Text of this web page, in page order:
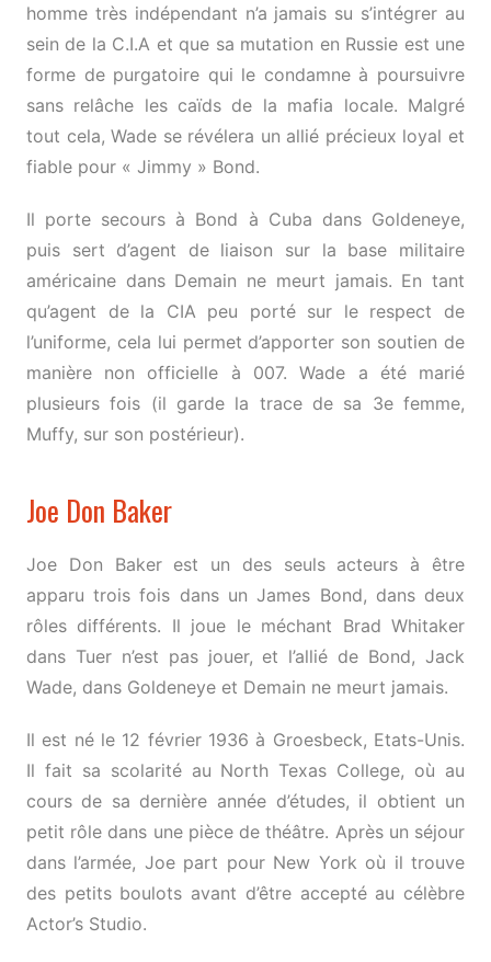
homme très indépendant n’a jamais su s’intégrer au
sein de la C.I.A et que sa mutation en Russie est une
forme de purgatoire qui le condamne à poursuivre
sans relâche les caïds de la mafia locale. Malgré
tout cela, Wade se révélera un allié précieux loyal et
fiable pour « Jimmy » Bond.
Il porte secours à Bond à Cuba dans Goldeneye,
puis sert d’agent de liaison sur la base militaire
américaine dans Demain ne meurt jamais. En tant
qu’agent de la CIA peu porté sur le respect de
l’uniforme, cela lui permet d’apporter son soutien de
manière non officielle à 007. Wade a été marié
plusieurs fois (il garde la trace de sa 3e femme,
Muffy, sur son postérieur).
Joe Don Baker
Joe Don Baker est un des seuls acteurs à être
apparu trois fois dans un James Bond, dans deux
rôles différents. Il joue le méchant Brad Whitaker
dans Tuer n’est pas jouer, et l’allié de Bond, Jack
Wade, dans Goldeneye et Demain ne meurt jamais.
Il est né le 12 février 1936 à Groesbeck, Etats-Unis.
Il fait sa scolarité au North Texas College, où au
cours de sa dernière année d’études, il obtient un
petit rôle dans une pièce de théâtre. Après un séjour
dans l’armée, Joe part pour New York où il trouve
des petits boulots avant d’être accepté au célèbre
Actor’s Studio.